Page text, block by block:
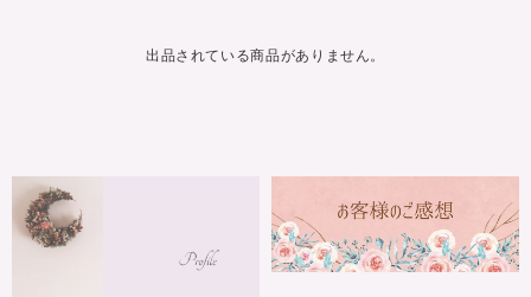
出品されている商品がありません。